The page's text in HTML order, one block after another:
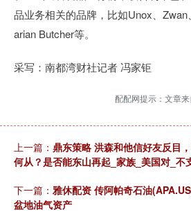
品业务相关的品牌，比如Unox、
arian Butcher等。
采写：南都湾财社记者 冯家钜
配配网提示：文章来
上一篇： 鼎东策略 洪森和他信好友反目
何从？是否能东山再起_家族_美国对_不
下一篇： 雅休配资 传阿帕奇石油
盆地油气资产